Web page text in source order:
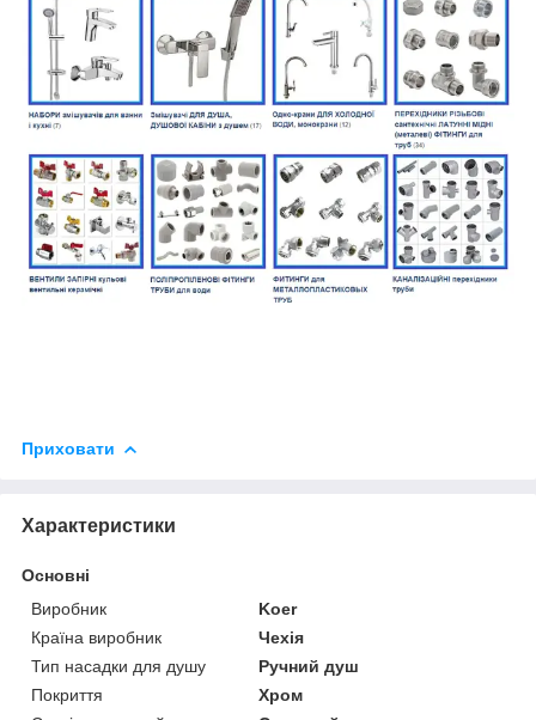
Приховати
Характеристики
Основні
Виробник
Koer
Країна виробник
Чехія
Тип насадки для душу
Ручний душ
Покриття
Хром